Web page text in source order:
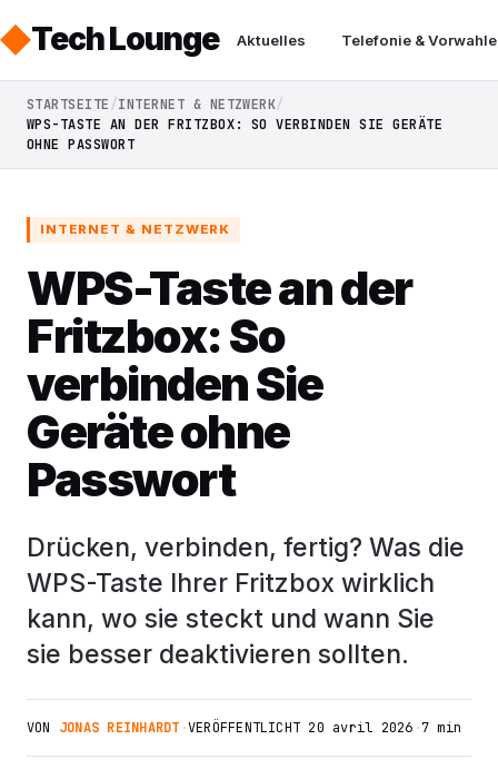
Tech Lounge Aktuelles Telefonie &
STARTSEITE
INTERNET & NETZWERK
WPS-TASTE AN DER FRITZBOX: SO VERBINDEN SIE GERÄTE
OHNE PASSWORT
INTERNET & NETZWERK
WPS-Taste an der
Fritzbox: So
verbinden Sie
Geräte ohne
Passwort
Drücken, verbinden, fertig? Was die
WPS-Taste Ihrer Fritzbox wirklich
kann, wo sie steckt und wann Sie
sie besser deaktivieren sollten.
VON JONAS REINHARDT ·VERÖFFENTLICHT 20 avril 2026 ·7 min